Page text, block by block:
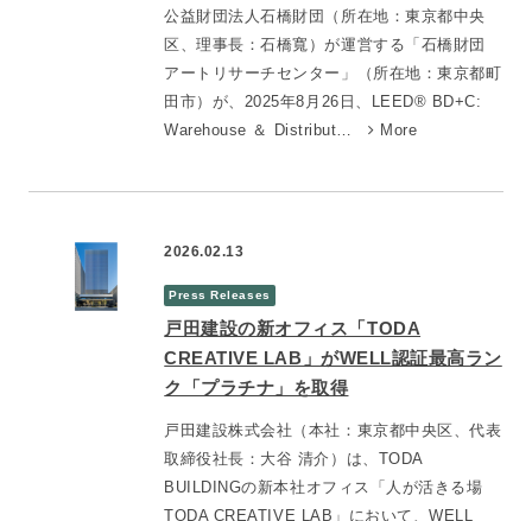
公益財団法人石橋財団（所在地：東京都中央
区、理事長：石橋寬）が運営する「石橋財団
アートリサーチセンター」（所在地：東京都町
田市）が、2025年8月26日、LEED® BD+C:
Warehouse ＆ Distribut…
More
2026.02.13
Press Releases
戸田建設の新オフィス「TODA
CREATIVE LAB」がWELL認証最高ラン
ク「プラチナ」を取得
戸田建設株式会社（本社：東京都中央区、代表
取締役社長：大谷 清介）は、TODA
BUILDINGの新本社オフィス「人が活きる場
TODA CREATIVE LAB」において、WELL